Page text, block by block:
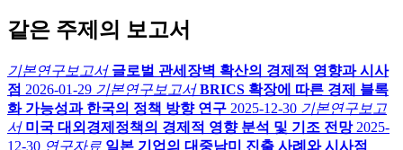
같은 주제의 보고서
기본연구보고서 글로벌 관세장벽 확산의 경제적 영향과 시사
점 2026-01-29 기본연구보고서 BRICS 확장에 따른 경제 블록
화 가능성과 한국의 정책 방향 연구 2025-12-30 기본연구보고
서 미국 대외경제정책의 경제적 영향 분석 및 기조 전망 2025-
12-30 연구자료 일본 기업의 대중남미 진출 사례와 시사점